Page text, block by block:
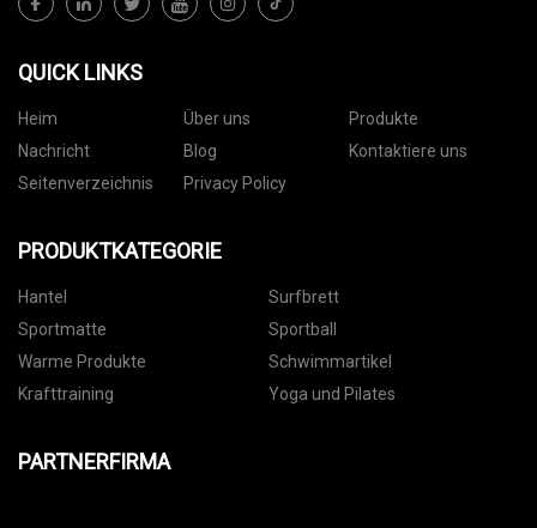
QUICK LINKS
Heim Über uns
Produkte
Nachricht
Blog
Kontaktiere uns
Seitenverzeichnis
Privacy Policy
PRODUKTKATEGORIE
Hantel
Surfbrett
Sportmatte
Sportball
Warme Produkte
Schwimmartikel
Krafttraining
Yoga und Pilates
PARTNERFIRMA